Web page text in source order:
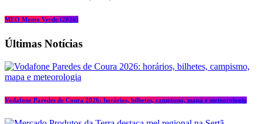
MEO Monte Verde (2026)
Últimas Notícias
Vodafone Paredes de Coura 2026: horários, bilhetes, campismo, mapa e meteorologia